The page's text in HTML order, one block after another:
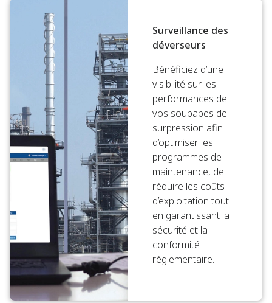
Surveillance des
déverseurs
Bénéficiez d’une
visibilité sur les
performances de
vos soupapes de
surpression afin
d’optimiser les
programmes de
maintenance, de
réduire les coûts
d’exploitation tout
en garantissant la
sécurité et la
conformité
réglementaire.